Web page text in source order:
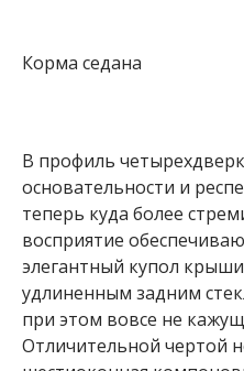
Корма седана
В профиль
основательности и
теперь куда более
восприятие
элегантный купол
удлиненным задним
при этом вовсе не
Отличительной чертой